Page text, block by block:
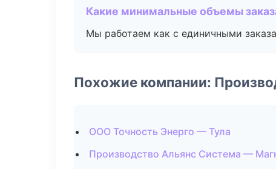
Какие минимальные объемы
Мы работаем как с единичными
Похожие компании:
ООО Точность Энерго — Тула
Производство Альянс Система —